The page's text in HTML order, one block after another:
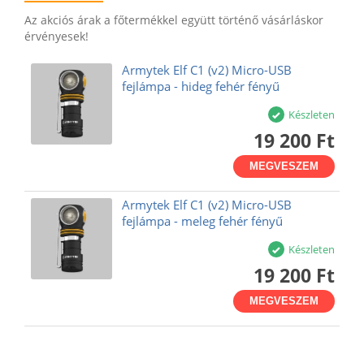
Az akciós árak a főtermékkel együtt történő vásárláskor
érvényesek!
Armytek Elf C1 (v2) Micro-USB
fejlámpa - hideg fehér fényű
Készleten
19 200 Ft
MEGVESZEM
Armytek Elf C1 (v2) Micro-USB
fejlámpa - meleg fehér fényű
Készleten
19 200 Ft
MEGVESZEM